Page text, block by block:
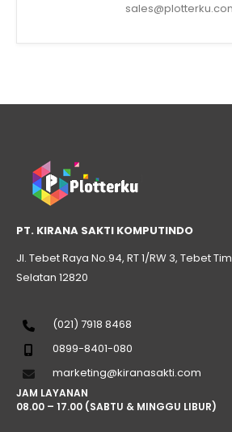
PT. KIRANA SAKTI KOMPUTINDO
Jl. Tebet Raya No.94, RT 1/RW 3, Tebet
Selatan 12820
(021) 7918 8468
0899-8401-080
marketing@kiranasakti.com
JAM LAYANAN
08.00 – 17.00 (SABTU & MINGGU LIBUR)